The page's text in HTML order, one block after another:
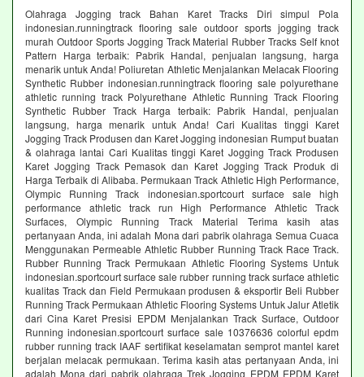
Olahraga Jogging track Bahan Karet Tracks Diri simpul Pola
indonesian.runningtrack flooring sale outdoor sports jogging track
murah Outdoor Sports Jogging Track Material Rubber Tracks Self knot
Pattern Harga terbaik: Pabrik Handal, penjualan langsung, harga
menarik untuk Anda! Poliuretan Athletic Menjalankan Melacak Flooring
Synthetic Rubber indonesian.runningtrack flooring sale polyurethane
athletic running track Polyurethane Athletic Running Track Flooring
Synthetic Rubber Track Harga terbaik: Pabrik Handal, penjualan
langsung, harga menarik untuk Anda! Cari Kualitas tinggi Karet
Jogging Track Produsen dan Karet Jogging indonesian Rumput buatan
& olahraga lantai Cari Kualitas tinggi Karet Jogging Track Produsen
Karet Jogging Track Pemasok dan Karet Jogging Track Produk di
Harga Terbaik di Alibaba. Permukaan Track Athletic High Performance,
Olympic Running Track indonesian.sportcourt surface sale high
performance athletic track run High Performance Athletic Track
Surfaces, Olympic Running Track Material Terima kasih atas
pertanyaan Anda, ini adalah Mona dari pabrik olahraga Semua Cuaca
Menggunakan Permeable Athletic Rubber Running Track Race Track.
Rubber Running Track Permukaan Athletic Flooring Systems Untuk
indonesian.sportcourt surface sale rubber running track surface athletic
kualitas Track dan Field Permukaan produsen & eksportir Beli Rubber
Running Track Permukaan Athletic Flooring Systems Untuk Jalur Atletik
dari Cina Karet Presisi EPDM Menjalankan Track Surface, Outdoor
Running indonesian.sportcourt surface sale 10376636 colorful epdm
rubber running track IAAF sertifikat keselamatan semprot mantel karet
berjalan melacak permukaan. Terima kasih atas pertanyaan Anda, ini
adalah Mona dari pabrik olahraga Trek Jogging EPDM EPDM Karet